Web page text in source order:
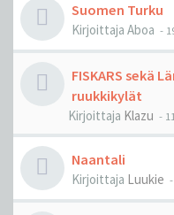
Suomen Turku
Kirjoittaja Aboa -
FISKARS sekä
ruukkikylät
Kirjoittaja Klazu -
Naantali
Kirjoittaja Luukie -